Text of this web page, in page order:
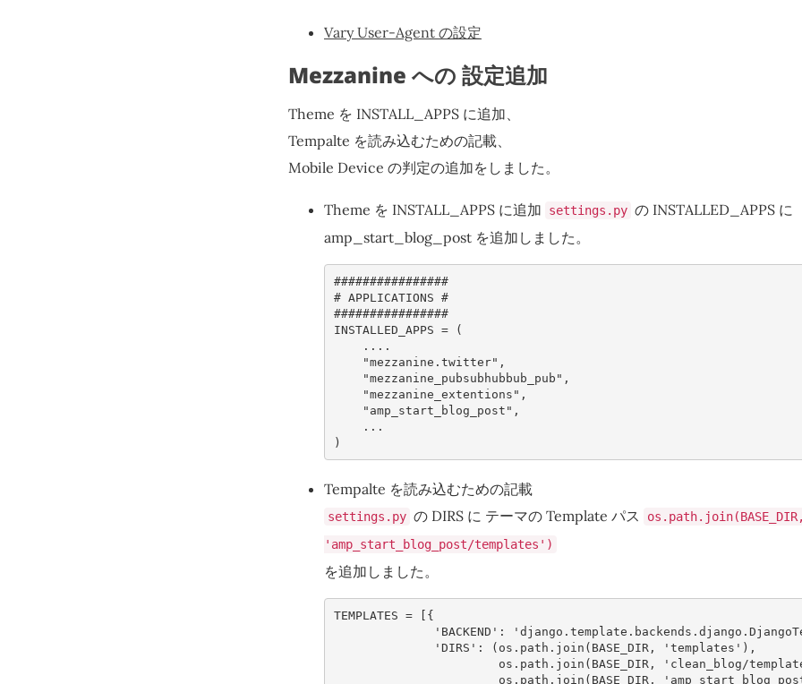
Vary User-Agent の設定
Mezzanine への 設定追加
Theme を INSTALL_APPS に追加、
Tempalte を読み込むための記載、
Mobile Device の判定の追加をしました。
Theme を INSTALL_APPS に追加 settings.py の INSTALLED_APPS に
amp_start_blog_post を追加しました。
################
# APPLICATIONS #
################
INSTALLED_APPS =
(
....
"mezzanine.twitter" ,
"mezzanine_pubsubhubbub_pub" ,
"mezzanine_extentions" ,
"amp_start_blog_post" ,
...
)
Tempalte を読み込むための記載
settings.py の DIRS に テーマの Template パス
os.path.join(BASE_DIR,
'amp_start_blog_post/templates')
を追加しました。
TEMPLATES =
[{
'BACKEND' :
'DIRS' : ( os . path . join ( BASE_DIR , 'templates' ),
os . path . join ( BASE_DIR , 'clean_blog/
os . path . join ( BASE_DIR ,